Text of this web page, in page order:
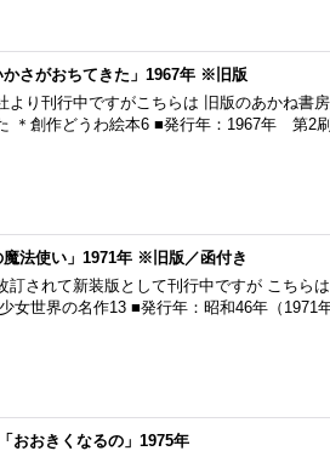
さがおちてきた」1967年 ※旧版
り刊行中ですがこちらは 旧版のあかね書
＊創作どうわ絵本6 ■発行年：1967年 第2
法使い」1971年 ※旧版／函付き
されて新装版として刊行中ですが こちら
女世界の名作13 ■発行年：昭和46年（
おおきくなるの」1975年